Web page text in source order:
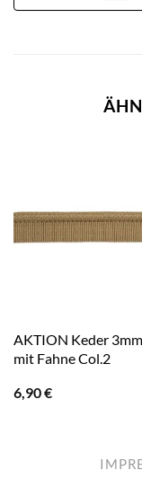
AKTION Keder
mit Fahne Col.2
6,90€